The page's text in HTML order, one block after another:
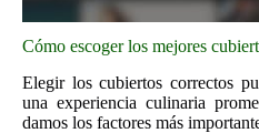
Cómo escoger los mejores
Elegir los cubiertos correctos
una experiencia culinaria
damos los factores más